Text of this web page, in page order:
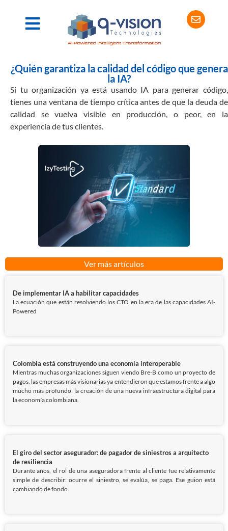
¿Quién garantiza la calidad del código que genera
la IA?
Si tu organización ya está usando IA para generar código,
tienes una ventana de tiempo crítica antes de que la deuda de
calidad se vuelva visible en producción, o peor, en la
experiencia de tus clientes.
Ver más artículos
De implementar IA a habilitar capacidades
La ecuación que están resolviendo los CTO en la era de las capacidades AI-
Powered
Colombia está construyendo una economía interoperable
Mientras muchas organizaciones siguen viendo Bre-B como un proyecto de
pagos, las empresas más visionarias ya entendieron que estamos frente a algo
mucho más profundo: la creación de una nueva infraestructura digital para
la economía colombiana.
El giro del sector asegurador: de pagador de siniestros a arquitecto
de resiliencia
Durante años, el rol de una aseguradora frente al cliente fue relativamente
simple de describir: ocurre el siniestro, se evalúa, se paga. Ese guion está
cambiando de fondo.